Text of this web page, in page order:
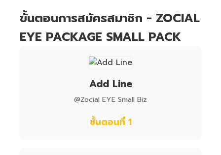
ขั้นตอนการสมัครสมาชิก - ZOCIAL
EYE PACKAGE SMALL PACK
Add Line
@Zocial EYE Small Biz
ขั้นตอนที่ 1